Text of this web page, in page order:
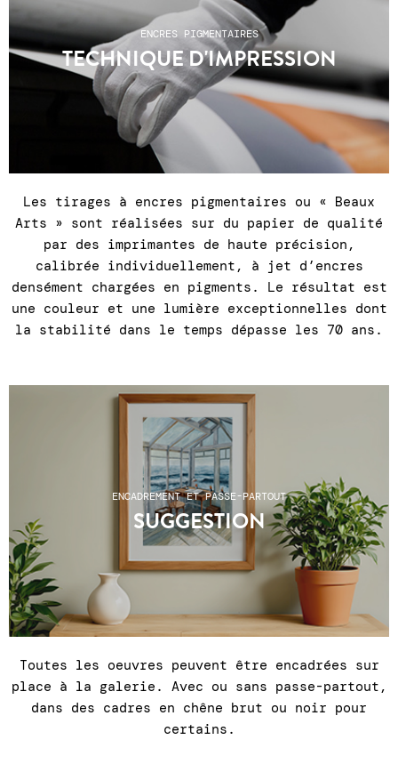
1 43 55 44 68 ●Les frais de port n'incluent
pas les éventuels frais de douanes pour les
pays hors UE.
ENCRES PIGMENTAIRES
TECHNIQUE D'IMPRESSION
Les tirages à encres pigmentaires ou « Beaux
Arts » sont réalisées sur du papier de qualité
par des imprimantes de haute précision,
calibrée individuellement, à jet d’encres
densément chargées en pigments. Le résultat est
une couleur et une lumière exceptionnelles dont
la stabilité dans le temps dépasse les 70 ans.
ENCADREMENT ET PASSE-PARTOUT
SUGGESTION
Toutes les oeuvres peuvent être encadrées sur
place à la galerie. Avec ou sans passe-partout,
dans des cadres en chêne brut ou noir pour
certains.